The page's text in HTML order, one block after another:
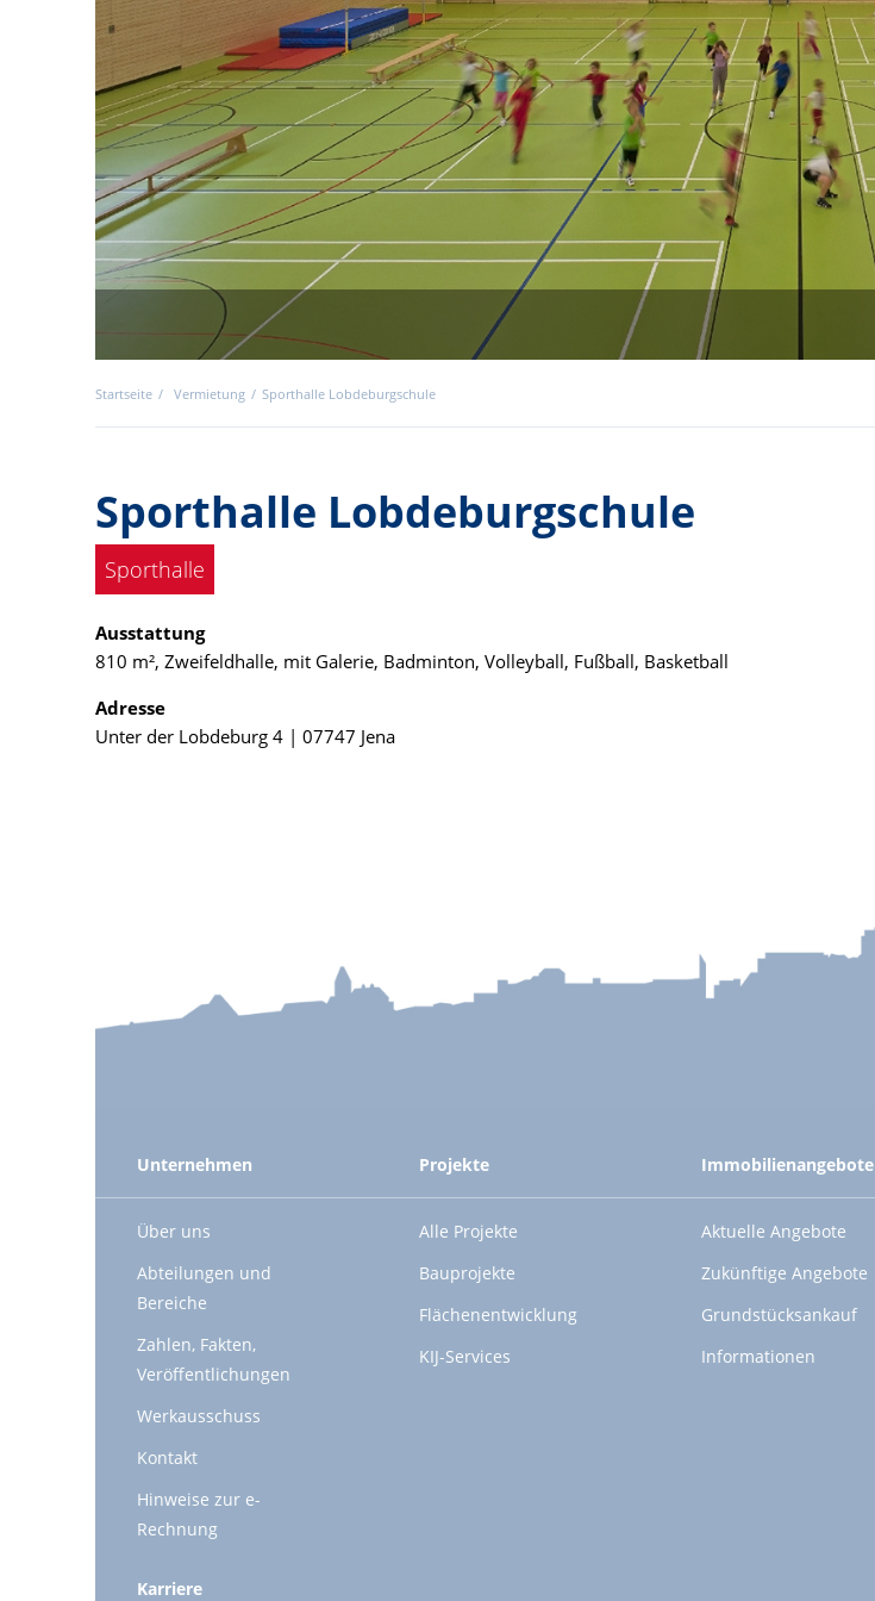
Startseite Vermietung Sporthalle Lobdeburgschule
Sporthalle Lobdeburgschule
Sporthalle
Ausstattung
810 m², Zweifeldhalle, mit Galerie, Badminton, Volleyball, Fußball, Basketball
Adresse
Unter der Lobdeburg 4 | 07747 Jena
Unternehmen
Über uns
Abteilungen und
Bereiche
Zahlen, Fakten,
Veröffentlichungen
Werkausschuss
Kontakt
Hinweise zur e-
Rechnung
Projekte
Alle Projekte
Bauprojekte
Flächenentwicklung
KIJ-Services
Immobilienangebote
Aktuelle Angebote
Zukünftige Angebote
Grundstücksankauf
Informationen
Karriere